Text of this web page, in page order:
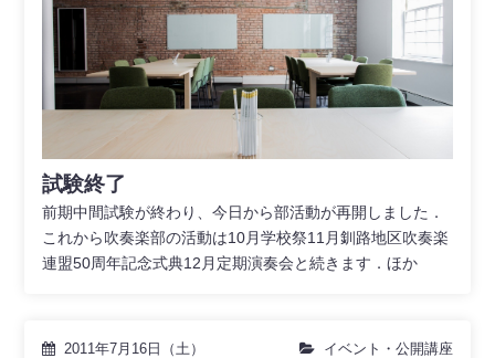
試験終了
前期中間試験が終わり、今日から部活動が再開しました．
これから吹奏楽部の活動は10月学校祭11月釧路地区吹奏楽
連盟50周年記念式典12月定期演奏会と続きます．ほか
2011年7月16日（土） イベント・公開講座